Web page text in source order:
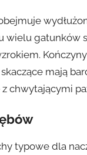
wielu gatunków
mają
chwytającymi
typowe dla